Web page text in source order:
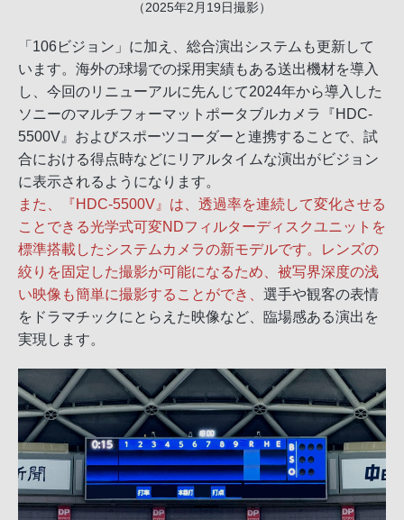
（2025年2月19日撮影）
「106ビジョン」に加え、総合演出システムも更新して
います。海外の球場での採用実績もある送出機材を導入
し、今回のリニューアルに先んじて2024年から導入した
ソニーのマルチフォーマットポータブルカメラ『HDC-
5500V』およびスポーツコーダーと連携することで、試
合における得点時などにリアルタイムな演出がビジョン
に表示されるようになります。
また、『HDC-5500V』は、透過率を連続して変化させる
ことできる光学式可変NDフィルターディスクユニットを
標準搭載したシステムカメラの新モデルです。レンズの
絞りを固定した撮影が可能になるため、被写界深度の浅
い映像も簡単に撮影することができ、 選手や観客の表情
をドラマチックにとらえた映像など、臨場感ある演出を
実現します。